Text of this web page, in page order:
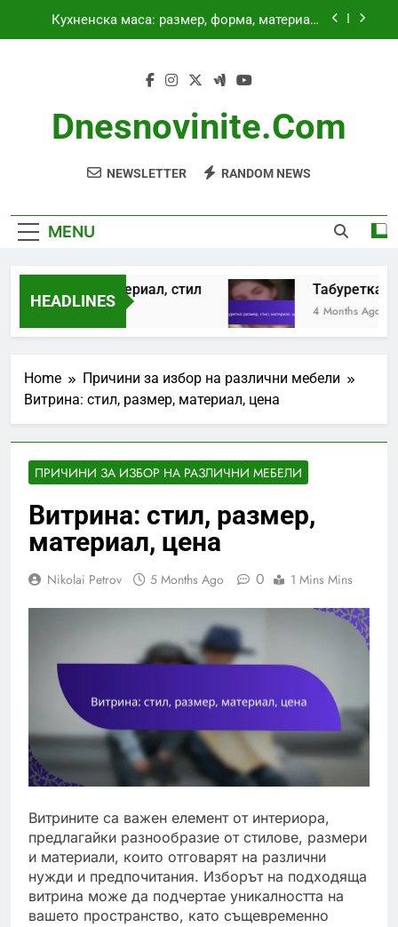
Кухненска маса: размер, форма, материал,
Пейка: стил, размер, комфорт, материал
Кухненска маса: размер, форма, материал,
Табуретка: размер, стил, материал, цена
Пейка: стил, размер, комфорт, материал
Dnesnovinite.com
NEWSLETTER RANDOM NEWS
MENU
HEADLINES
форма, материал, стил Табуретка:
4 Months Ago
Home
Причини за избор на различни мебели
Витрина: стил, размер, материал, цена
ПРИЧИНИ ЗА ИЗБОР НА РАЗЛИЧНИ МЕБЕЛИ
Витрина: стил, размер,
материал, цена
Nikolai Petrov 5 Months Ago 0 1 Mins Mins
Витрините са важен елемент от интериора,
предлагайки разнообразие от стилове, размери
и материали, които отговарят на различни
нужди и предпочитания. Изборът на подходяща
витрина може да подчертае уникалността на
вашето пространство, като същевременно